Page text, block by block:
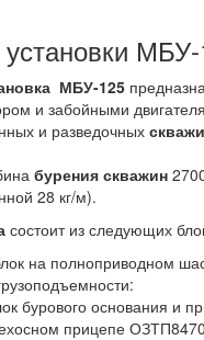
МБУ-125
и забойными
и разведочных
бурения скважин
28 кг/м).
состоит из следующих
на полноприводном
бурового основания и
прицепе